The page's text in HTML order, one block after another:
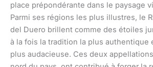
place prépondérante dans le paysage
Parmi ses régions les plus illustres, le
del Duero brillent comme des étoiles
à la fois la tradition la plus authentique
plus audacieuse. Ces deux